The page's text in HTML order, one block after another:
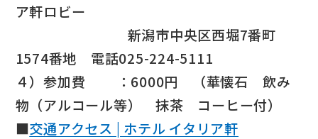
ア軒ロビー
新潟市中央区西堀7番町
1574番地 電話025-224-5111
４）参加費 ：6000円 （華懐石 飲み
物（アルコール等） 抹茶 コーヒー付）
■交通アクセス | ホテル イタリア軒